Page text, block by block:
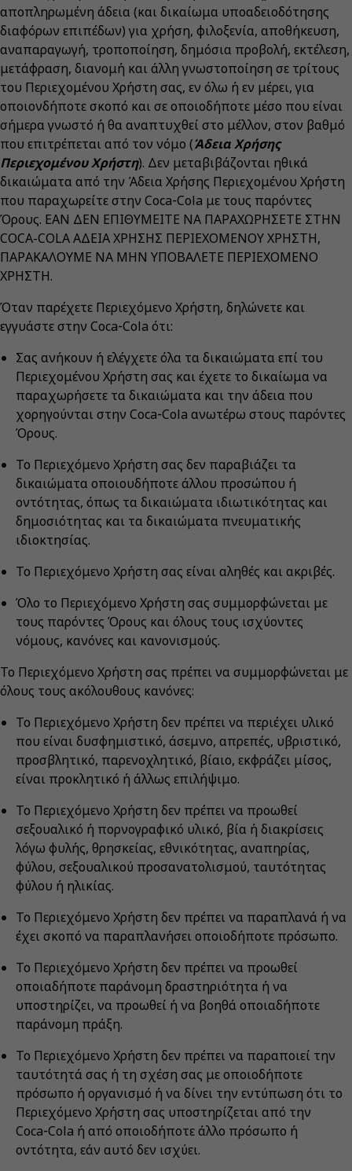
αποπληρωμένη άδεια (και δικαίωμα υποαδειοδότησης
διαφόρων επιπέδων) για χρήση, φιλοξενία, αποθήκευση,
αναπαραγωγή, τροποποίηση, δημόσια προβολή, εκτέλεση,
μετάφραση, διανομή και άλλη γνωστοποίηση σε τρίτους
του Περιεχομένου Χρήστη σας, εν όλω ή εν μέρει, για
οποιονδήποτε σκοπό και σε οποιοδήποτε μέσο που είναι
σήμερα γνωστό ή θα αναπτυχθεί στο μέλλον, στον βαθμό
που επιτρέπεται από τον νόμο (Άδεια Χρήσης
Περιεχομένου Χρήστη). Δεν μεταβιβάζονται ηθικά
δικαιώματα από την Άδεια Χρήσης Περιεχομένου Χρήστη
που παραχωρείτε στην Coca‑Cola με τους παρόντες
Όρους. ΕΑΝ ΔΕΝ ΕΠΙΘΥΜΕΙΤΕ ΝΑ ΠΑΡΑΧΩΡΗΣΕΤΕ ΣΤΗΝ
COCA-COLA ΑΔΕΙΑ ΧΡΗΣΗΣ ΠΕΡΙΕΧΟΜΕΝΟΥ ΧΡΗΣΤΗ,
ΠΑΡΑΚΑΛΟΥΜΕ ΝΑ ΜΗΝ ΥΠΟΒΑΛΕΤΕ ΠΕΡΙΕΧΟΜΕΝΟ
ΧΡΗΣΤΗ.
Όταν παρέχετε Περιεχόμενο Χρήστη, δηλώνετε και
εγγυάστε στην Coca‑Cola ότι:
Σας ανήκουν ή ελέγχετε όλα τα δικαιώματα επί του
Περιεχομένου Χρήστη σας και έχετε το δικαίωμα να
παραχωρήσετε τα δικαιώματα και την άδεια που
χορηγούνται στην Coca‑Cola ανωτέρω στους παρόντες
Όρους.
Το Περιεχόμενο Χρήστη σας δεν παραβιάζει τα
δικαιώματα οποιουδήποτε άλλου προσώπου ή
οντότητας, όπως τα δικαιώματα ιδιωτικότητας και
δημοσιότητας και τα δικαιώματα πνευματικής
ιδιοκτησίας.
Το Περιεχόμενο Χρήστη σας είναι αληθές και ακριβές.
Όλο το Περιεχόμενο Χρήστη σας συμμορφώνεται με
τους παρόντες Όρους και όλους τους ισχύοντες
νόμους, κανόνες και κανονισμούς.
Το Περιεχόμενο Χρήστη σας πρέπει να συμμορφώνεται με
όλους τους ακόλουθους κανόνες:
Το Περιεχόμενο Χρήστη δεν πρέπει να περιέχει υλικό
που είναι δυσφημιστικό, άσεμνο, απρεπές, υβριστικό,
προσβλητικό, παρενοχλητικό, βίαιο, εκφράζει μίσος,
είναι προκλητικό ή άλλως επιλήψιμο.
Το Περιεχόμενο Χρήστη δεν πρέπει να προωθεί
σεξουαλικό ή πορνογραφικό υλικό, βία ή διακρίσεις
λόγω φυλής, θρησκείας, εθνικότητας, αναπηρίας,
φύλου, σεξουαλικού προσανατολισμού, ταυτότητας
φύλου ή ηλικίας.
Το Περιεχόμενο Χρήστη δεν πρέπει να παραπλανά ή να
έχει σκοπό να παραπλανήσει οποιοδήποτε πρόσωπο.
Το Περιεχόμενο Χρήστη δεν πρέπει να προωθεί
οποιαδήποτε παράνομη δραστηριότητα ή να
υποστηρίζει, να προωθεί ή να βοηθά οποιαδήποτε
παράνομη πράξη.
Το Περιεχόμενο Χρήστη δεν πρέπει να παραποιεί την
ταυτότητά σας ή τη σχέση σας με οποιοδήποτε
πρόσωπο ή οργανισμό ή να δίνει την εντύπωση ότι το
Περιεχόμενο Χρήστη σας υποστηρίζεται από την
Coca‑Cola ή από οποιοδήποτε άλλο πρόσωπο ή
οντότητα, εάν αυτό δεν ισχύει.